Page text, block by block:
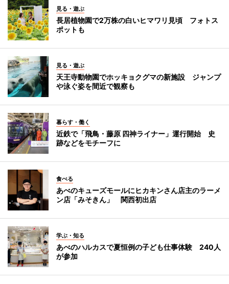
見る・遊ぶ
長居植物園で2万株の白いヒマワリ見頃 フォトス
ポットも
見る・遊ぶ
天王寺動物園でホッキョクグマの新施設 ジャンプ
や泳ぐ姿を間近で観察も
暮らす・働く
近鉄で「飛鳥・藤原 四神ライナー」運行開始 史
跡などをモチーフに
食べる
あべのキューズモールにヒカキンさん店主のラーメ
ン店「みそきん」 関西初出店
学ぶ・知る
あべのハルカスで夏恒例の子ども仕事体験 240人
が参加